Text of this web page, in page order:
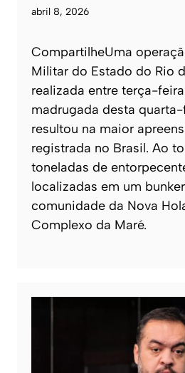
abril 8, 2026
CompartilheUma
Militar do Estado do Rio
realizada entre terça-
madrugada desta
resultou na maior
registrada no Brasil. Ao
toneladas de
localizadas em um
comunidade da Nova
Complexo da Maré.